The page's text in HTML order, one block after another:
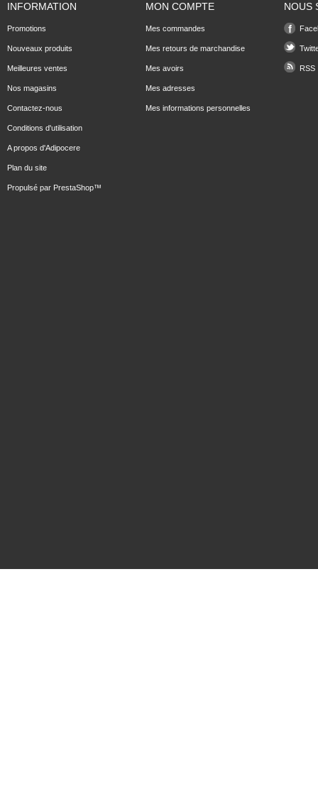
INFORMATION
Promotions
Nouveaux produits
Meilleures ventes
Nos magasins
Contactez-nous
Conditions d'utilisation
A propos d'Adipocere
Plan du site
Propulsé par PrestaShop™
MON COMPTE
Mes commandes
Mes retours de marchandise
Mes avoirs
Mes adresses
Mes informations personnelles
NOUS
RSS